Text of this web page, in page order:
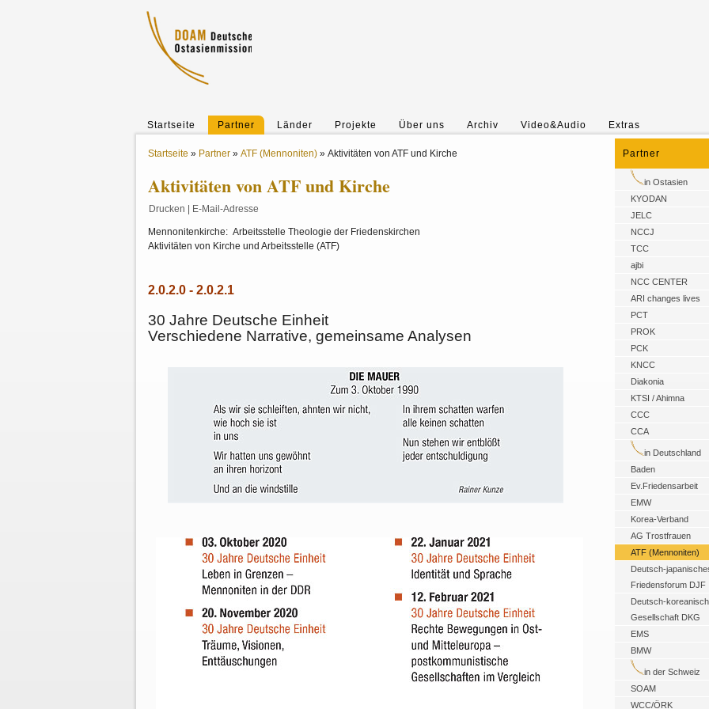
Startseite Partner Länder Projekte Über uns Archiv Video&Audio Extras
Startseite » Partner » ATF (Mennoniten) » Aktivitäten von ATF und Kirche
Aktivitäten von ATF und Kirche
Drucken E-Mail-Adresse
Mennonitenkirche: Arbeitsstelle Theologie der Friedenskirchen
Aktivitäten von Kirche und Arbeitsstelle (ATF)
2.0.2.0 - 2.0.2.1
30 Jahre Deutsche Einheit
Verschiedene Narrative, gemeinsame Analysen
Partner
in Ostasien
KYODAN
JELC
NCCJ
TCC
ajbi
NCC CENTER
ARI changes lives
PCT
PROK
PCK
KNCC
Diakonia
KTSI / Ahimna
CCC
CCA
in Deutschland
Baden
Ev.Friedensarbeit
EMW
Korea-Verband
AG Trostfrauen
ATF (Mennoniten)
Deutsch-
Friedensforum DJF
Deutsch-
Gesellschaft DKG
EMS
BMW
in der Schweiz
SOAM
WCC/ÖRK